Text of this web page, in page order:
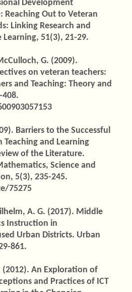
Development
Reaching Out to Veteran
Linking Research and
51(3), 21-29.
G. (2009).
on veteran teachers:
and Teaching: Theory and
408.
Barriers to the Successful
and Learning
of the Literature.
Science and
5(3), 235-245.
75275
A. G. (2017). Middle
Instruction in
Urban Districts. Urban
861.
(2012). An Exploration of
and Practices of ICT